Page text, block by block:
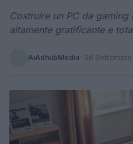
Costruire un PC da
altamente gratificante e
AiAdhubMedia · 26 Settembre